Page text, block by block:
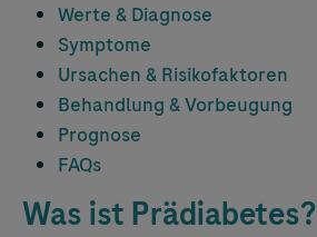
Werte & Diagnose
Symptome
Ursachen & Risikofaktoren
Behandlung & Vorbeugung
Prognose
FAQs
Was ist Prädiabetes?